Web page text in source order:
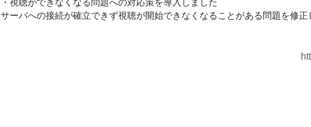
・視聴ができなくなる問題への対応策を導入しました
サーバへの接続が確立できず視聴が開始できなくなることがある問題を修正